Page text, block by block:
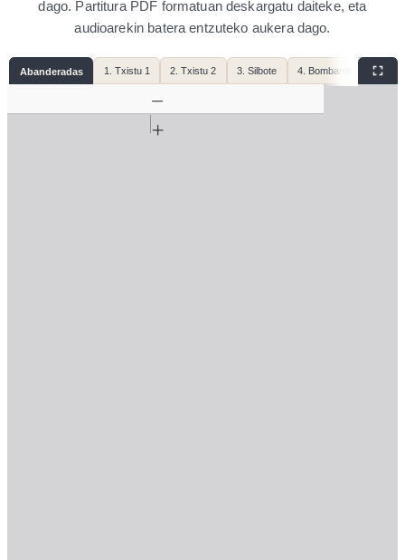
dago. Partitura PDF formatuan deskargatu daiteke, eta
audioarekin batera entzuteko aukera dago.
Abanderadas 1. Txistu 1 2. Txistu 2 3. Silbote 4. Bombardino